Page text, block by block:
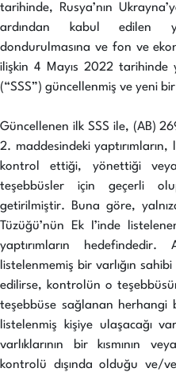
tarihinde, Rusya’nın
ardından kabul edilen
dondurulmasına ve fon ve
ilişkin 4 Mayıs 2022 tarihinde
(“SSS”) güncellenmiş ve yeni bir
Güncellenen ilk SSS ile, (AB)
2. maddesindeki
kontrol ettiği, yönettiği
teşebbüsler için geçerli
getirilmiştir. Buna göre,
Tüzüğü’nün Ek I’inde
yaptırımların
listelenmemiş bir varlığın
edilirse, kontrolün o
teşebbüse sağlanan herhangi
listelenmiş kişiye ulaşacağı
varlıklarının bir kısmının
kontrolü dışında olduğu ve/